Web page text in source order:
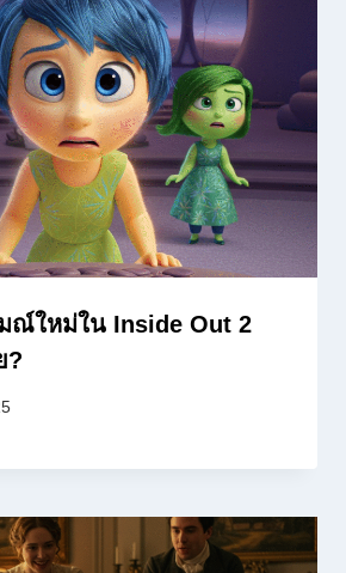
ณ์ใหม่ใน Inside Out 2
?